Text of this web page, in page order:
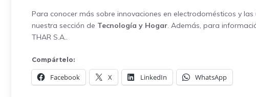
Para conocer más sobre innovaciones en electrodomésticos y
nuestra sección de Tecnología y Hogar. Además, para
THAR S.A..
Compártelo:
Facebook X LinkedIn WhatsApp